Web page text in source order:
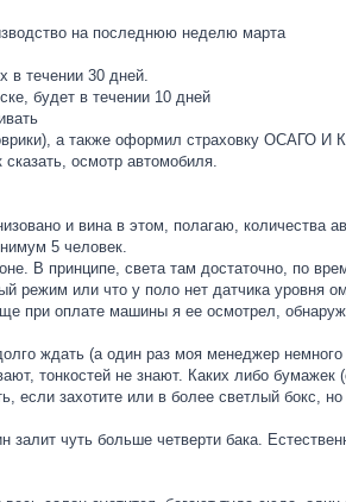
на последнюю неделю марта
в течении 30 дней.
будет в течении 10 дней
а также оформил страховку ОСАГО
осмотр автомобиля.
и вина в этом, полагаю, количества
5 человек.
В принципе, света там достаточно, по
режим или что у поло нет датчика
при оплате машины я ее осмотрел,
ждать (а один раз моя менеджер
тонкостей не знают. Каких либо
если захотите или в более светлый бокс,
чуть больше четверти бака.